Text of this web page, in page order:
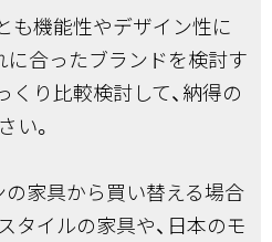
も機能性やデザイン性に
に合ったブランドを検討す
くり比較検討して、納得の
い。
の家具から買い替える場合
タイルの家具や、日本のモ